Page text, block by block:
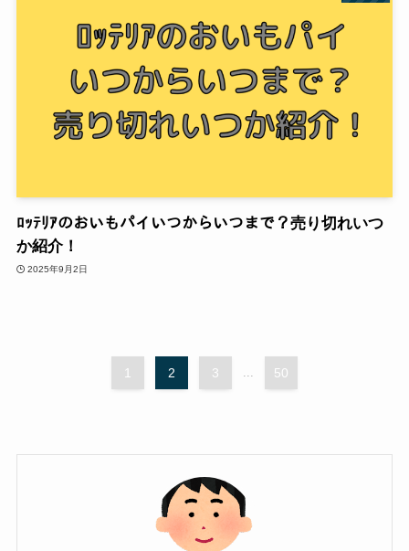
ﾛｯﾃﾘｱのおいもパイいつからいつまで？売り切れいつ
か紹介！
2025年9月2日
1 2 3 ... 50